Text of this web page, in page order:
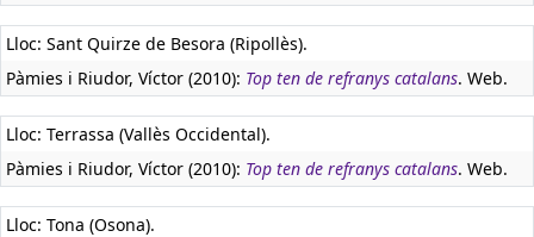
Lloc: Sant Quirze de Besora (Ripollès).
Pàmies i Riudor, Víctor (2010): Top ten de refranys catalans. Web.
Lloc: Terrassa (Vallès Occidental).
Pàmies i Riudor, Víctor (2010): Top ten de refranys catalans. Web.
Lloc: Tona (Osona).